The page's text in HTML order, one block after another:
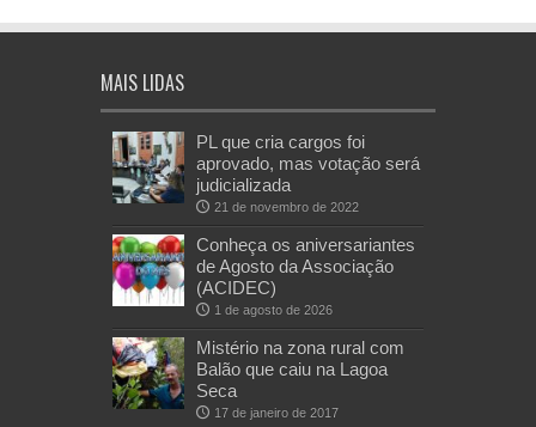
MAIS LIDAS
PL que cria cargos foi
aprovado, mas votação será
judicializada
21 de novembro de 2022
Conheça os aniversariantes
de Agosto da Associação
(ACIDEC)
1 de agosto de 2026
Mistério na zona rural com
Balão que caiu na Lagoa
Seca
17 de janeiro de 2017